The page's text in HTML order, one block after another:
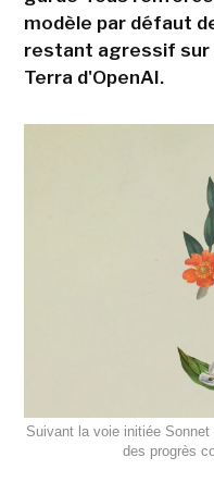
modèle par défaut
restant agressif sur
Terra d'OpenAI.
Suivant la voie initiée
des progrès